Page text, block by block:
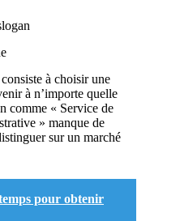
à choisir une
à n’importe quelle
comme « Service de
» manque de
sur un marché
pour obtenir